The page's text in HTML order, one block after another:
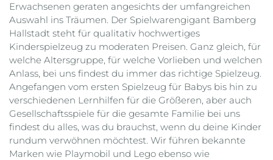
Erwachsenen geraten angesichts der umfangreichen
Auswahl ins Träumen. Der Spielwarengigant Bamberg
Hallstadt steht für qualitativ hochwertiges
Kinderspielzeug zu moderaten Preisen. Ganz gleich, für
welche Altersgruppe, für welche Vorlieben und welchen
Anlass, bei uns findest du immer das richtige Spielzeug.
Angefangen vom ersten Spielzeug für Babys bis hin zu
verschiedenen Lernhilfen für die Größeren, aber auch
Gesellschaftsspiele für die gesamte Familie bei uns
findest du alles, was du brauchst, wenn du deine Kinder
rundum verwöhnen möchtest. Wir führen bekannte
Marken wie Playmobil und Lego ebenso wie